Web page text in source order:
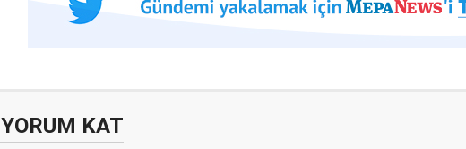
YORUM KAT